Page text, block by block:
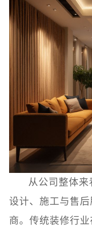
从公司整体来
设计、施工与售
商。传统装修行